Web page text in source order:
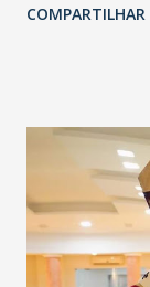
saúde de
COMPARTILHAR